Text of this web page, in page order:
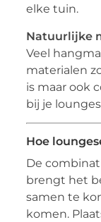
elke tuin.
Natuurlijke
Veel
materialen
is maar ook
bij je
Hoe
De
brengt het
samen te
komen.